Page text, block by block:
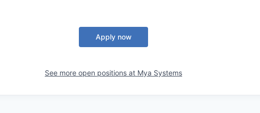
Apply now
See more open positions at Mya Systems